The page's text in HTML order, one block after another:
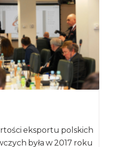
eksportu polskich
była w 2017 roku